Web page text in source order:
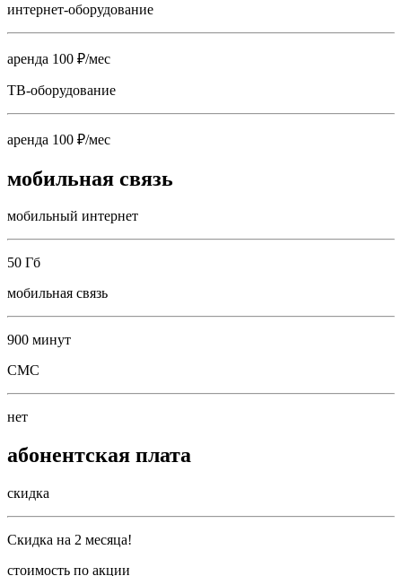
интернет-оборудование
аренда 100 ₽/мес
ТВ-оборудование
аренда 100 ₽/мес
мобильная связь
мобильный интернет
50 Гб
мобильная связь
900 минут
СМС
нет
абонентская плата
скидка
Скидка на 2 месяца!
стоимость по акции